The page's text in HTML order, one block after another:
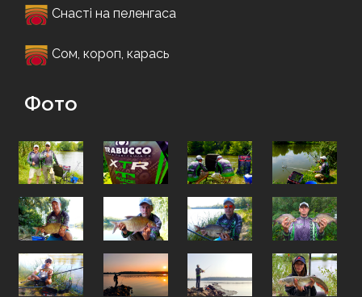
Снасті на пеленгаса
Сом, короп, карась
Фото